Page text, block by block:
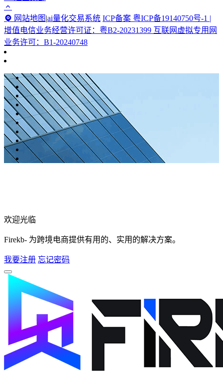
网站地图 |ai量化交易系统 ICP备案 粤ICP备19140750号-1 |
增值电信业务经营许可证：粤B2-20231399 互联网虚拟专用网
业务许可：B1-20240748
欢迎光临
Firekb- 为跨境电商提供有用的、实用的解决方案。
我要注册 忘记密码